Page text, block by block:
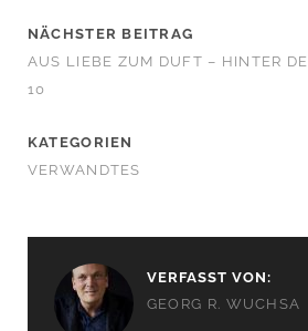
NÄCHSTER BEITRAG
AUS LIEBE ZUM DUFT – HINTER
10
KATEGORIEN
VERWANDTES
VERFASST VON:
GEORG R. WUCHSA